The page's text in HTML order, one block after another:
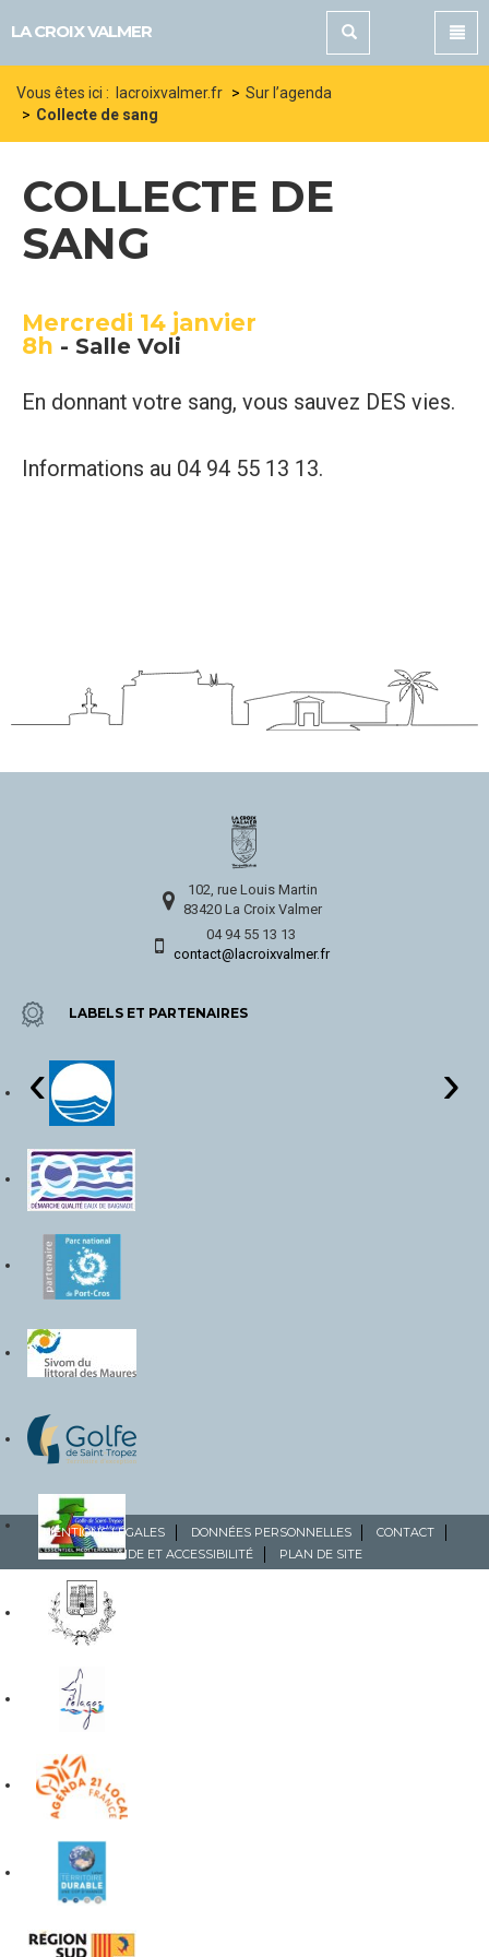
LA CROIX VALMER
Vous êtes ici : lacroixvalmer.fr
Sur l’agenda
Collecte de sang
COLLECTE DE
SANG
Mercredi 14 janvier
8h - Salle Voli
En donnant votre sang, vous sauvez DES vies.
Informations au 04 94 55 13 13.
102, rue Louis Martin
83420 La Croix Valmer
04 94 55 13 13
contact@lacroixvalmer.fr
LABELS ET PARTENAIRES
‹ ›
MENTIONS LÉGALES DONNÉES PERSONNELLES
CONTACT
AIDE ET ACCESSIBILITÉ
PLAN DE SITE